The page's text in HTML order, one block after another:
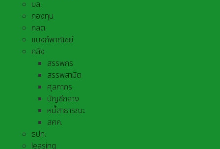
บล.
กองทุน
กลต.
แบงก์พาณิชย์
คลัง
สรรพกร
สรรพสามิต
ศุลกากร
บัญชีกลาง
หนี้สาธารณะ
สศค.
ธปท.
leasing